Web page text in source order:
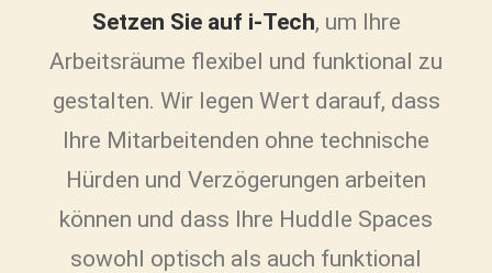
Setzen Sie auf i-Tech, um Ihre
Arbeitsräume flexibel und funktional zu
gestalten. Wir legen Wert darauf, dass
Ihre Mitarbeitenden ohne technische
Hürden und Verzögerungen arbeiten
können und dass Ihre Huddle Spaces
sowohl optisch als auch funktional